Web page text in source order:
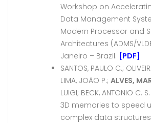
Workshop on
Data Management
Modern Processor and
Architectures (ADMS/
Janeiro – Brazil. [PDF]
SANTOS, PAULO C.;
LIMA, JOÃO P.; ALVES,
LUIGI; BECK, ANTONIO C.
3D memories to speed
complex data structures.